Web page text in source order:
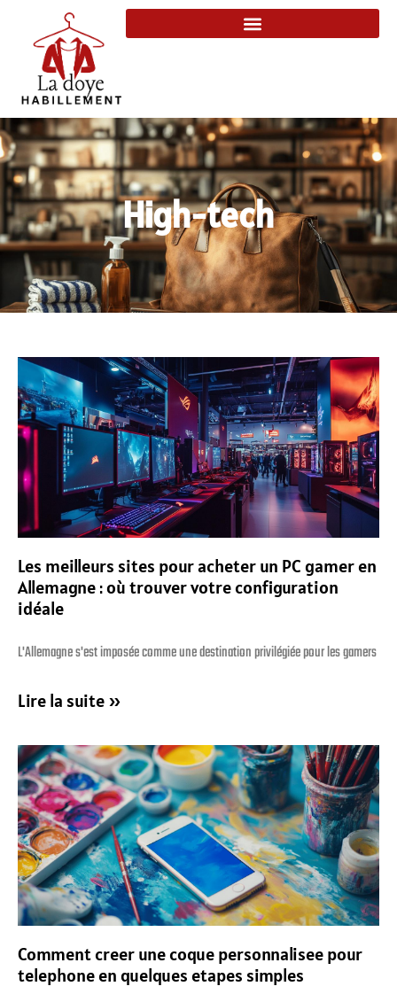
High-tech
Les meilleurs sites pour acheter un PC gamer en
Allemagne : où trouver votre configuration
idéale
L'Allemagne s'est imposée comme une destination privilégiée pour les gamers
Lire la suite »
Comment creer une coque personnalisee pour
telephone en quelques etapes simples